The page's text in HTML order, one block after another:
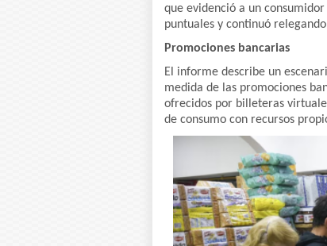
que evidenció a un
puntuales y continuó
Promociones bancarias
El informe describe un
medida de las promociones
ofrecidos por billeteras
de consumo con recursos